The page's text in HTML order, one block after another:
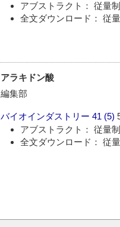
アブストラクト： 従量
全文ダウンロード： 従
アラキドン酸
編集部
バイオインダストリー 41 (5)
アブストラクト： 従量
全文ダウンロード： 従